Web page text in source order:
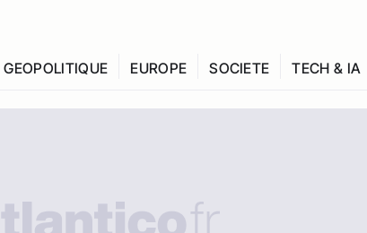
GEOPOLITIQUE EUROPE SOCIETE TECH & IA